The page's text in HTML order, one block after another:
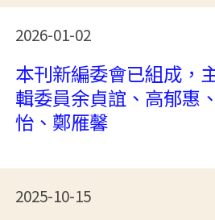
2026-01-02
本刊新編委會已組成，
輯委員余貞誼、高郁惠
怡、鄭雁馨
2025-10-15